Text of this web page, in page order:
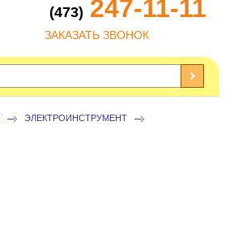
(473) 247-11-11
ЗАКАЗАТЬ ЗВОНОК
ЭЛЕКТРОИНСТРУМЕНТ